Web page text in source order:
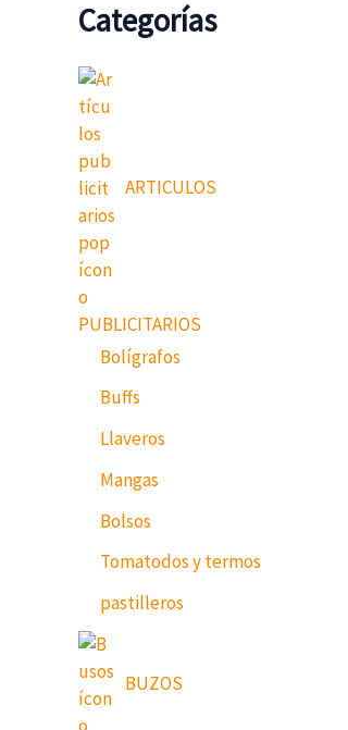
Categorías
ARTICULOS
PUBLICITARIOS
Bolígrafos
Buffs
Llaveros
Mangas
Bolsos
Tomatodos y termos
pastilleros
BUZOS